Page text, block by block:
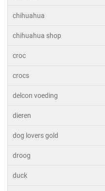
chihuahua
chihuahua shop
croc
crocs
delcon voeding
dieren
dog lovers gold
droog
duck